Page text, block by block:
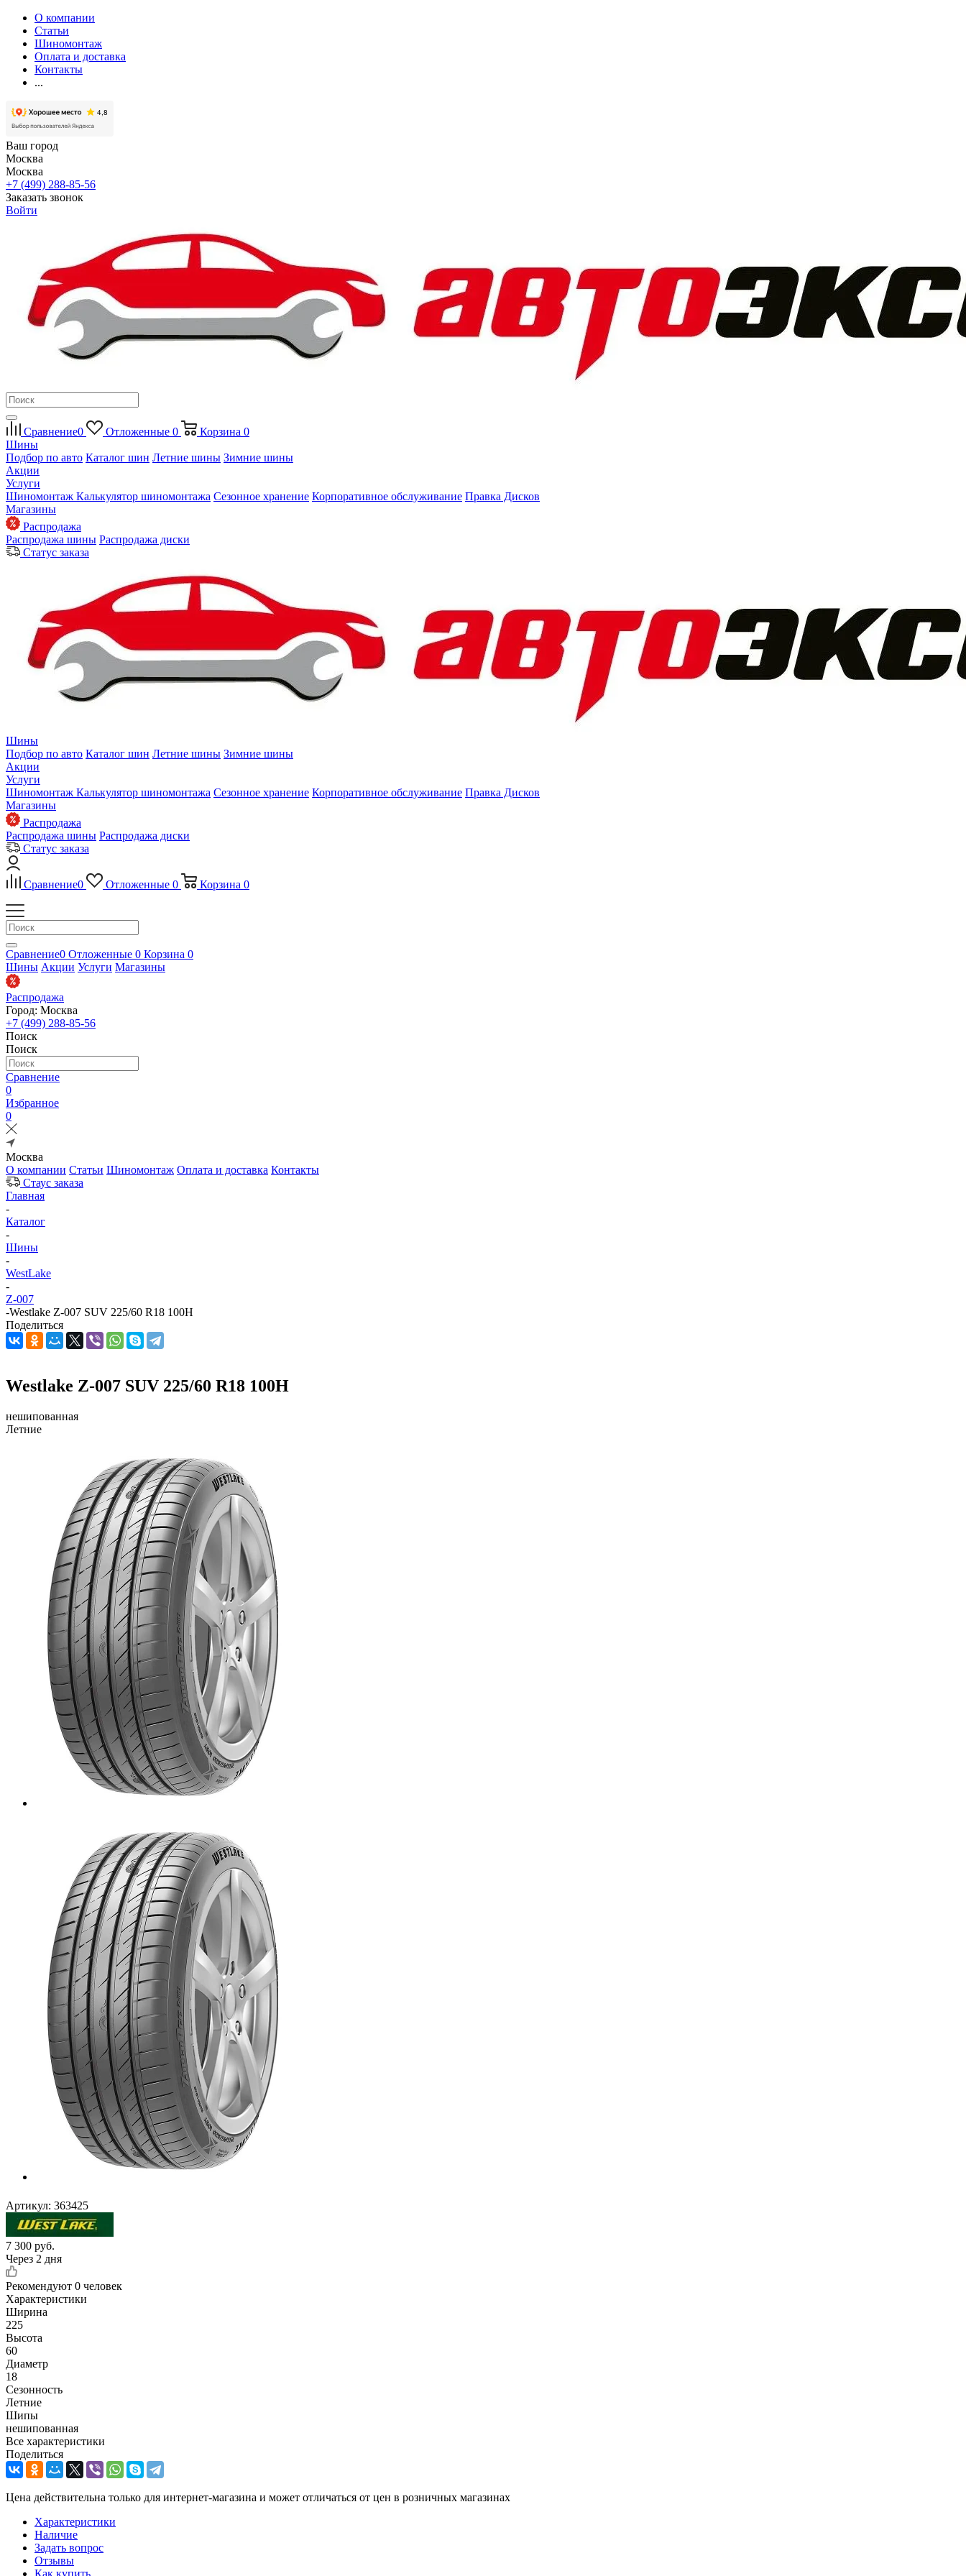
О компании
Статьи
Шиномонтаж
Оплата и доставка
Контакты
...
Ваш город
Москва
Москва
+7 (499) 288-85-56
Заказать звонок
Войти
Сравнение0 Отложенные 0 Корзина 0
Шины
Подбор по авто Каталог шин Летние шины Зимние шины
Акции
Услуги
Шиномонтаж Калькулятор шиномонтажа Сезонное хранение Корпоративное обслуживание Правка Дисков
Магазины
Распродажа
Распродажа шины Распродажа диски
Статус заказа
Шины
Подбор по авто Каталог шин Летние шины Зимние шины
Акции
Услуги
Шиномонтаж Калькулятор шиномонтажа Сезонное хранение Корпоративное обслуживание Правка Дисков
Магазины
Распродажа
Распродажа шины Распродажа диски
Статус заказа
Сравнение0 Отложенные 0 Корзина 0
Сравнение0 Отложенные 0 Корзина 0
Шины Акции Услуги Магазины
Распродажа
Город: Москва
+7 (499) 288-85-56
Поиск
Поиск
Сравнение
0
Избранное
0
Москва
О компании Статьи Шиномонтаж Оплата и доставка Контакты
Стаус заказа
Главная
-
Каталог
-
Шины
-
WestLake
-
Z-007
-Westlake Z-007 SUV 225/60 R18 100H
Поделиться
Westlake Z-007 SUV 225/60 R18 100H
нешипованная
Летние
Артикул: 363425
7 300 руб.
Через 2 дня
Рекомендуют 0 человек
Характеристики
Ширина
225
Высота
60
Диаметр
18
Сезонность
Летние
Шипы
нешипованная
Все характеристики
Поделиться
Цена действительна только для интернет-магазина и может отличаться от цен в розничных магазинах
Характеристики
Наличие
Задать вопрос
Отзывы
Как купить